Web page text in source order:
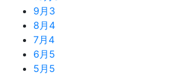
9月 3
8月 4
7月 4
6月 5
5月 5